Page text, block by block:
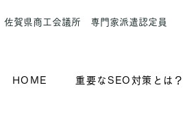
​佐賀県商工会議所 専門家派遣認定員
HOME 重要なSEO対策とは